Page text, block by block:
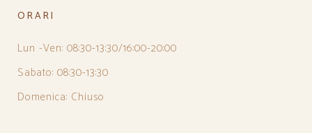
ORARI
Lun -Ven: 08:30-13:30/16:00-20:00
Sabato: 08:30-13:30
Domenica: Chiuso